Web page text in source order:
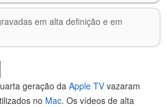
em alta definição e em
geração da Apple TV vazaram
no Mac. Os vídeos de alta